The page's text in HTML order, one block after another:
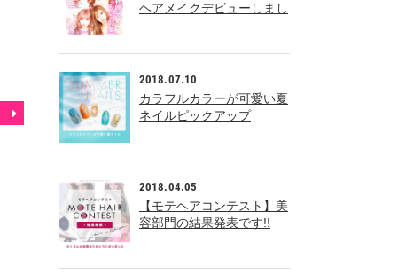
ヘアメイクデビューしまし
2018.07.10
カラフルカラーが可愛い夏
ネイルピックアップ
2018.04.05
【モテヘアコンテスト】美
容部門の結果発表です!!